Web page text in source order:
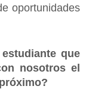
oportunidades
que
nosotros el